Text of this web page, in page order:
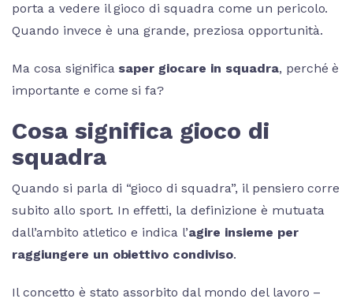
porta a vedere il gioco di squadra come un pericolo.
Quando invece è una grande, preziosa opportunità.
Ma cosa significa saper giocare in squadra, perché è
importante e come si fa?
Cosa significa gioco di
squadra
Quando si parla di “gioco di squadra”, il pensiero corre
subito allo sport. In effetti, la definizione è mutuata
dall’ambito atletico e indica l’agire insieme per
raggiungere un obiettivo condiviso.
Il concetto è stato assorbito dal mondo del lavoro –